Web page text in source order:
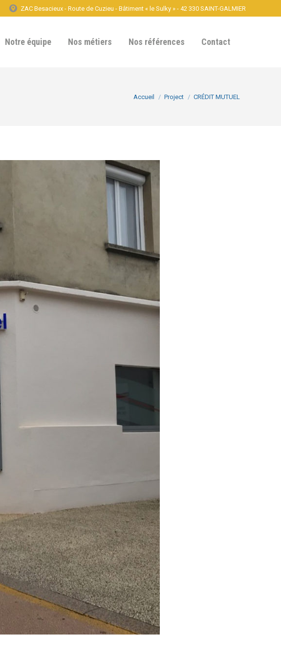
ZAC Besacieux - Route de Cuzieu - Bâtiment « le Sulky » - 42 330 SAINT-GALMIER
Notre équipe Nos métiers Nos références Contact
Vous êtes ici :
Accueil Project CRÉDIT MUTUEL